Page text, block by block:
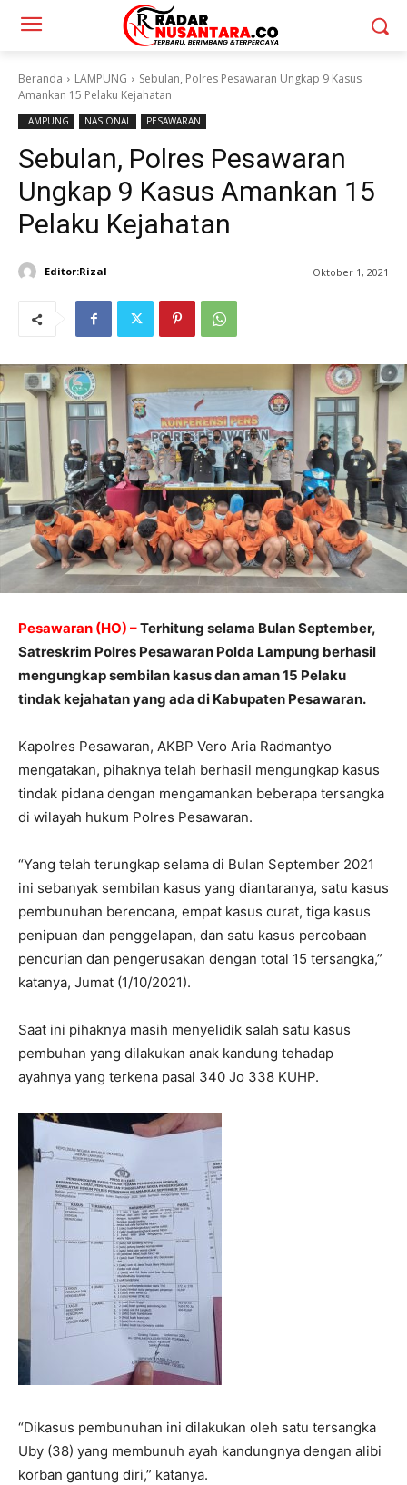
Beranda LAMPUNG
Sebulan, Polres Pesawaran Ungkap 9 Kasus
Amankan 15 Pelaku Kejahatan
LAMPUNG NASIONAL PESAWARAN
Sebulan, Polres Pesawaran
Ungkap 9 Kasus Amankan 15
Pelaku Kejahatan
Editor:Rizal Oktober 1, 2021
Pesawaran (HO) –Terhitung selama Bulan September,
Satreskrim Polres Pesawaran Polda Lampung berhasil
mengungkap sembilan kasus dan aman 15 Pelaku
tindak kejahatan yang ada di Kabupaten Pesawaran.
Kapolres Pesawaran, AKBP Vero Aria Radmantyo
mengatakan, pihaknya telah berhasil mengungkap kasus
tindak pidana dengan mengamankan beberapa tersangka
di wilayah hukum Polres Pesawaran.
“Yang telah terungkap selama di Bulan September 2021
ini sebanyak sembilan kasus yang diantaranya, satu kasus
pembunuhan berencana, empat kasus curat, tiga kasus
penipuan dan penggelapan, dan satu kasus percobaan
pencurian dan pengerusakan dengan total 15 tersangka,”
katanya, Jumat (1/10/2021).
Saat ini pihaknya masih menyelidik salah satu kasus
pembuhan yang dilakukan anak kandung tehadap
ayahnya yang terkena pasal 340 Jo 338 KUHP.
“Dikasus pembunuhan ini dilakukan oleh satu tersangka
Uby (38) yang membunuh ayah kandungnya dengan alibi
korban gantung diri,” katanya.